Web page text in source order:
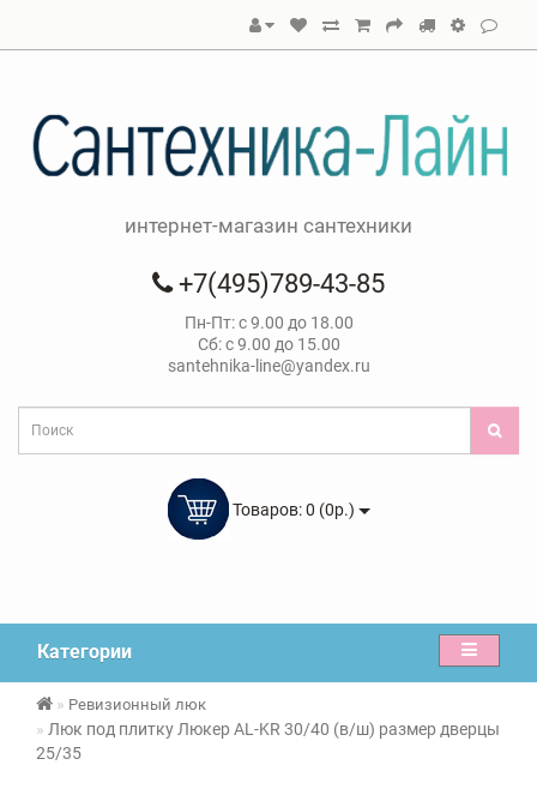
интернет-магазин сантехники
+7(495)789-43-85
Пн-Пт: с 9.00 до 18.00
Сб: с 9.00 до 15.00
santehnika-line@yandex.ru
Товаров: 0 (0р.)
Категории
Ревизионный люк
Люк под плитку Люкер AL-KR 30/40 (в/ш) размер дверцы
25/35